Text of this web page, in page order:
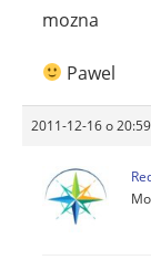
mozna
Pawel
2011-12-16 o 20:59